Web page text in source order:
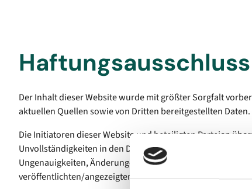
Haftungsausschluss
Der Inhalt dieser Website wurde mit größter Sorgfalt
aktuellen Quellen sowie von Dritten bereitgestellten Daten.
Die Initiatoren dieser Website und beteiligten Parteien
Unvollständigkeiten in den Daten und schließen jegliche
Ungenauigkeiten, Änderungen oder Unvollständigkeiten
veröffentlichten/angezeigten Daten aus.